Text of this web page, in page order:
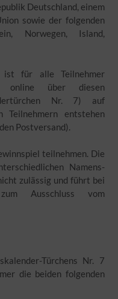
Deutschland, einem
sowie der folgenden
Norwegen, Island,
ist für alle Teilnehmer
online über diesen
Nr. 7) auf
Teilnehmern entstehen
Postversand).
teilnehmen. Die
Namens-
zulässig und führt bei
Ausschluss vom
Türchens Nr. 7
die beiden folgenden